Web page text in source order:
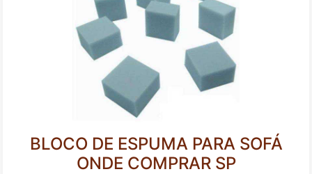
BLOCO DE ESPUMA PARA SOFÁ
ONDE COMPRAR SP